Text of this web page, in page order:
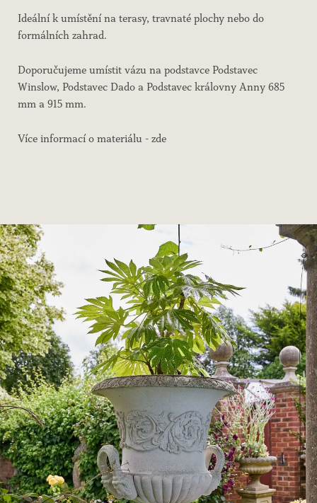
Ideální k umístění na terasy, travnaté plochy nebo do
formálních zahrad.
Doporučujeme umístit vázu na podstavce Podstavec
Winslow, Podstavec Dado a Podstavec královny Anny 685
mm a 915 mm.
Více informací o materiálu - zde